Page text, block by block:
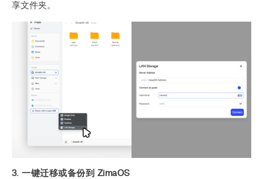
享文件夹。
3. 一键迁移或备份到 ZimaOS